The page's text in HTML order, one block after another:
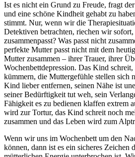
Ist es nicht ein Grund zu Freude, fragt
und eine schöne Kindheit gehabt zu
stimmt. Nur, wenn wir die
Detektiven betrachten, riechen wir sofort,
zusammenpasst? Was passt nicht
perfekte Mutter passt nicht mit dem
Mutter zusammen – ihrer Trauer, ihrer
Wochenbettdepression. Das Kind
kümmern, die Muttergefühle stellen sich
Kind lieber entfernen, seinen Nähe ist
seiner Bedürftigkeit tut weh, sein
Fähigkeit es zu bedienen klaffen extrem
wird zur Tortur, das Kind schreit noch
zusammen und das Leben wird zum
Wenn wir uns im Wochenbett um den
können, dann ist es ein sicheres Zeichen